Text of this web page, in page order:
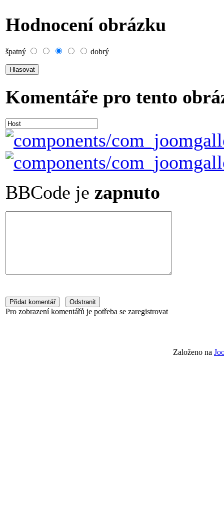
Hodnocení obrázku
špatný dobrý
Komentáře pro tento
BBCode je zapnuto
Pro zobrazení komentářů je potřeba se zaregistrovat
Založeno na